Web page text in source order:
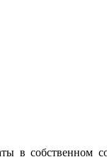
в собственном